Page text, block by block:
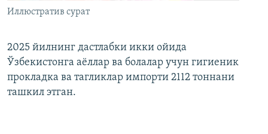
Иллюстратив сурат
2025 йилнинг дастлабки икки ойида
Ўзбекистонга аёллар ва болалар учун гигиеник
прокладка ва тагликлар импорти 2112 тоннани
ташкил этган.